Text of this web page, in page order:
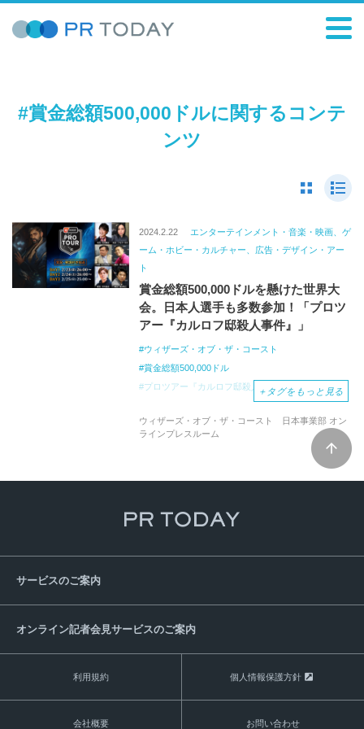
#賞金総額500,000ドルに関するコンテ
ンツ
2024.2.22
エンターテインメント・音楽・映画、ゲ
ーム・ホビー・カルチャー、広告・デザイン・アー
ト
賞金総額500,000ドルを懸けた世界大
会。日本人選手も多数参加！「プロツ
アー『カルロフ邸殺人事件』」
ウィザーズ・オブ・ザ・コースト
賞金総額500,000ドル
プロツアー『カルロフ邸殺人事件』
ライブ配信
元祖戦略トレーディングカードゲーム
＋ タグをもっと見る
ウィザーズ・オブ・ザ・コースト 日本事業部 オン
ラインプレスルーム
サービスのご案内
オンライン記者会見サービスのご案内
利用規約 個人情報保護方針
会社概要 お問い合わせ